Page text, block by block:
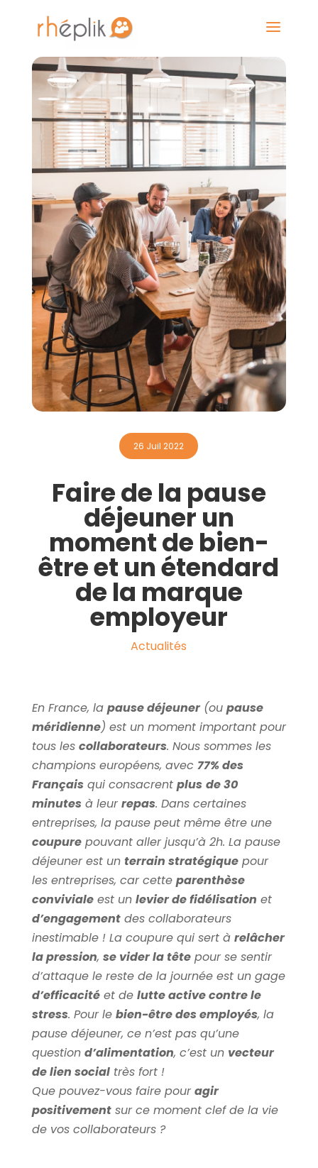
Contactez-nous
26 Juil 2022
Faire de la pause
déjeuner un
moment de bien-
être et un étendard
de la marque
employeur
Actualités
En France, la pause déjeuner(ou pause
méridienne) est un moment important pour
tous les collaborateurs. Nous sommes les
champions européens, avec 77% des
Français qui consacrent plus de 30
minutes à leurrepas. Dans certaines
entreprises, la pause peut même être une
coupurepouvant aller jusqu’à 2h. La pause
déjeuner est un terrain stratégiquepour
les entreprises, car cette parenthèse
convivialeest un levier de fidélisation et
d’engagementdes collaborateurs
inestimable ! La coupure qui sert à relâcher
la pression, se vider la têtepour se sentir
d’attaque le reste de la journée est un gage
d’efficacitéet de lutte active contre le
stress. Pour le bien-être des employés, la
pause déjeuner, ce n’est pas qu’une
question d’alimentation, c’est un vecteur
de lien socialtrès fort !
Que pouvez-vous faire pouragir
positivementsur ce moment clef de la vie
de vos collaborateurs ?